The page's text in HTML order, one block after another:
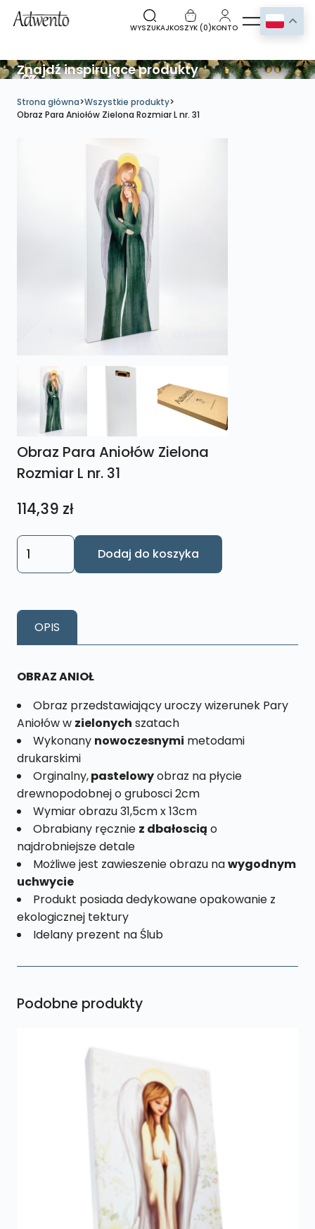
WYSZUKAJKOSZYK (0)KONTO
Znajdź inspirujące produkty
Strona główna>Wszystkie produkty>
Obraz Para Aniołów Zielona Rozmiar L nr. 31
Obraz Para Aniołów Zielona
Rozmiar L nr. 31
114,39 zł
ilość
Obraz
Zielona
Rozmiar
nr.
Dodaj do koszyka
OPIS
OBRAZ ANIOŁ
Obraz przedstawiający uroczy wizerunek Pary
Aniołów w zielonych szatach
Wykonany nowoczesnymi metodami
drukarskimi
Orginalny,pastelowyobraz na płycie
drewnopodobnej o grubosci 2cm
Wymiar obrazu 31,5cm x 13cm
Obrabiany ręcznie z dbałoscią o
najdrobniejsze detale
Możliwe jest zawieszenie obrazu nawygodnym
uchwycie
Produkt posiada dedykowane opakowanie z
ekologicznej tektury
Idelany prezent na Ślub
Podobne produkty